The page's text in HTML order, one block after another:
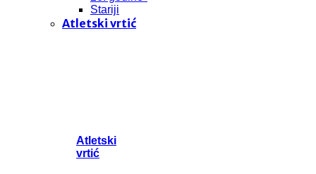
Stariji
Atletski vrtić
Atletski
vrtić